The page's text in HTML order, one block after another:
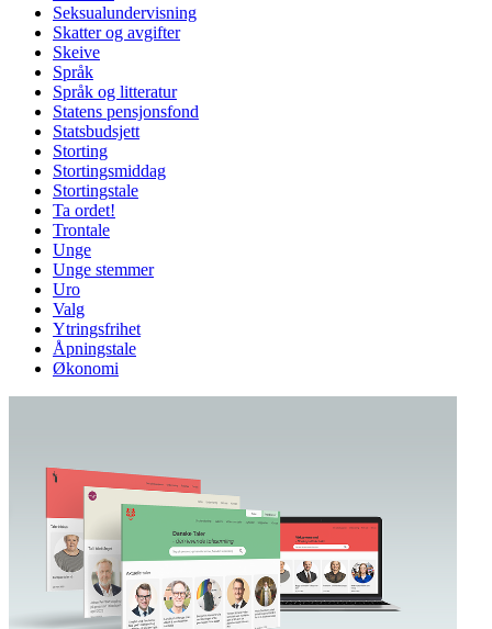
Seksualundervisning
Skatter og avgifter
Skeive
Språk
Språk og litteratur
Statens pensjonsfond
Statsbudsjett
Storting
Stortingsmiddag
Stortingstale
Ta ordet!
Trontale
Unge
Unge stemmer
Uro
Valg
Ytringsfrihet
Åpningstale
Økonomi